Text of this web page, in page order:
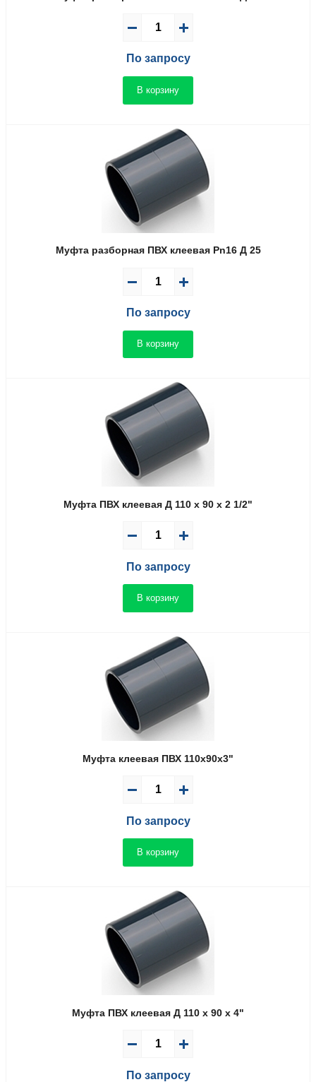
По запросу
В корзину
Муфта разборная ПВХ клеевая Pn16 Д 25
По запросу
В корзину
Муфта ПВХ клеевая Д 110 x 90 x 2 1/2"
По запросу
В корзину
Муфта клеевая ПВХ 110x90x3"
По запросу
В корзину
Муфта ПВХ клеевая Д 110 x 90 x 4"
По запросу